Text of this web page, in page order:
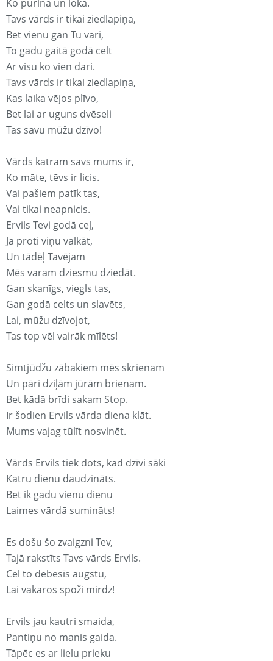
Ko purina un loka.
Tavs vārds ir tikai ziedlapiņa,
Bet vienu gan Tu vari,
To gadu gaitā godā celt
Ar visu ko vien dari.
Tavs vārds ir tikai ziedlapiņa,
Kas laika vējos plīvo,
Bet lai ar uguns dvēseli
Tas savu mūžu dzīvo!
Vārds katram savs mums ir,
Ko māte, tēvs ir licis.
Vai pašiem patīk tas,
Vai tikai neapnicis.
Ervils Tevi godā ceļ,
Ja proti viņu valkāt,
Un tādēļ Tavējam
Mēs varam dziesmu dziedāt.
Gan skanīgs, viegls tas,
Gan godā celts un slavēts,
Lai, mūžu dzīvojot,
Tas top vēl vairāk mīlēts!
Simtjūdžu zābakiem mēs skrienam
Un pāri dziļām jūrām brienam.
Bet kādā brīdi sakam Stop.
Ir šodien Ervils vārda diena klāt.
Mums vajag tūlīt nosvinēt.
Vārds Ervils tiek dots, kad dzīvi sāki
Katru dienu daudzināts.
Bet ik gadu vienu dienu
Laimes vārdā sumināts!
Es došu šo zvaigzni Tev,
Tajā rakstīts Tavs vārds Ervils.
Cel to debesīs augstu,
Lai vakaros spoži mirdz!
Ervils jau kautri smaida,
Pantiņu no manis gaida.
Tāpēc es ar lielu prieku